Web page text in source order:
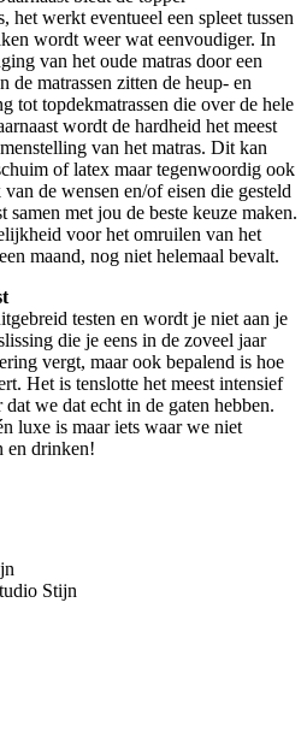
het werkt eventueel een spleet tussen
wordt weer wat eenvoudiger. In
van het oude matras door een
matrassen zitten de heup- en
tot topdekmatrassen die over de hele
wordt de hardheid het meest
van het matras. Dit kan
of latex maar tegenwoordig ook
de wensen en/of eisen die gesteld
samen met jou de beste keuze maken.
voor het omruilen van het
maand, nog niet helemaal bevalt.
testen en wordt je niet aan je
die je eens in de zoveel jaar
vergt, maar ook bepalend is hoe
Het is tenslotte het meest intensief
we dat echt in de gaten hebben.
luxe is maar iets waar we niet
en drinken!